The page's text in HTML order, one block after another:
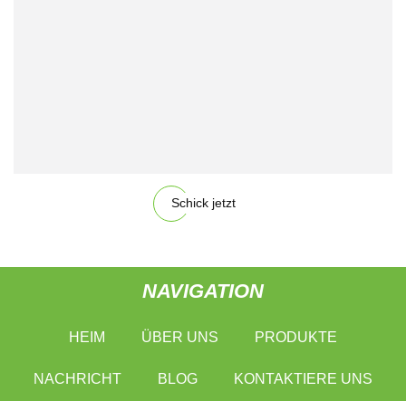
Schick jetzt
NAVIGATION
HEIM ÜBER UNS PRODUKTE
NACHRICHT BLOG KONTAKTIERE UNS